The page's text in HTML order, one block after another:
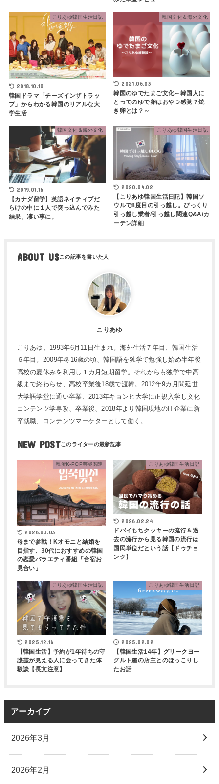
こりあゆ韓国生活日記
2018.10.10
韓国ドラマ「チーズインザトラッ
プ」からわかる韓国のリアルな大
学生活
韓国文化＆海外文化
2021.06.03
韓国のゆでたまご文化～韓国人に
とってのゆで卵はおやつ感覚？焼
き卵とは？～
韓国文化＆海外文化
2019.01.16
【カナダ留学】英語ネイティブだ
らけの中に１人で突っ込んでみた
結果、凄い事に。
こりあゆ韓国生活日記
2020.04.02
【こりあゆ韓国生活日記】韓国ソ
ウルで8度目の引っ越し。びっくり
引っ越し業者/引っ越し関連Q&A/カ
ーテン詳細
ABOUT US
こりあゆ
こりあゆ。1993年6月11日生まれ。海外生活７年目、韓国生活
６年目。2009年冬16歳の頃、韓国語を独学で勉強し始め半年後
高校の夏休みを利用し１カ月短期留学。それからも独学で中高
級まで終わらせ、高校卒業後18歳で渡韓。2012年9カ月間延世
大学語学堂に通い卒業、2013年キョンヒ大学に正規入学し文化
コンテンツ学専攻、卒業後、2018年より韓国現地のIT企業に新
卒就職、コンテンツマーケターとして働く。
NEW POST
韓流K-POP芸能関連
2026.03.03
母まで参戦！Kオモニと結婚を
目指す、30代におすすめの韓国
の恋愛バラエティ番組「合宿お
見合い」
こりあゆ韓国生活日記
2026.02.24
ドバイもちクッキーの流行＆過
去の流行から見る韓国の流行は
国民単位だという話【ドゥチョ
ンク】
こりあゆ韓国生活日記
2025.12.16
【韓国生活】予約が1年待ちの守
護霊が見える人に会ってきた体
験談【長文注意】
こりあゆ韓国生活日記
2025.02.02
【韓国生活14年】グリークヨー
グルト屋の店主とのほっこりし
たお話
アーカイブ
2026年3月
2026年2月